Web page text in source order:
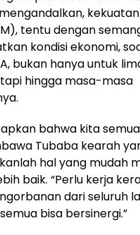
tentu dengan
kondisi ekonomi,
bukan hanya untuk
hingga masa-masa
bahwa kita
Tubaba kearah
hal yang mudah
baik. “Perlu kerja
dari seluruh
bisa bersinergi.”